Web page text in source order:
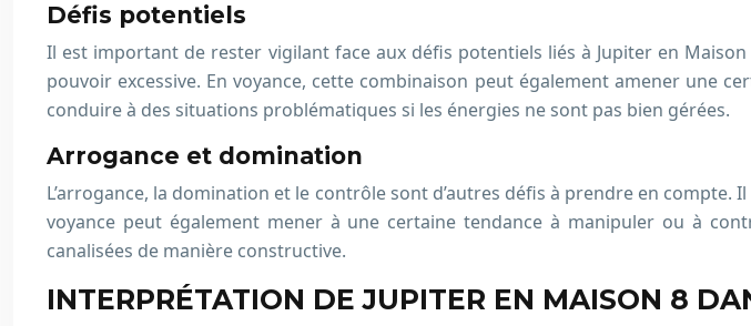
Défis potentiels
Il est important de rester vigilant face aux défis potentiels liés à Jupiter en
pouvoir excessive. En voyance, cette combinaison peut également amener une
conduire à des situations problématiques si les énergies ne sont pas bien gérées.
Arrogance et domination
L’arrogance, la domination et le contrôle sont d’autres défis à prendre en
voyance peut également mener à une certaine tendance à manipuler ou à
canalisées de manière constructive.
INTERPRÉTATION DE JUPITER EN MAISON 8